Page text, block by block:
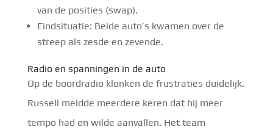
van de posities (swap).
Eindsituatie: Beide auto’s kwamen over de
streep als zesde en zevende.
Radio en spanningen in de auto
Op de boordradio klonken de frustraties duidelijk.
Russell meldde meerdere keren dat hij meer
tempo had en wilde aanvallen. Het team